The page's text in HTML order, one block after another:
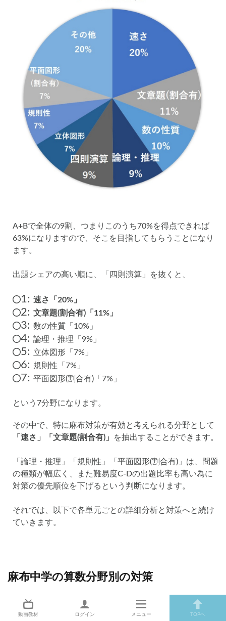
A+Bで全体の9割、つまりこのうち70%を得点できれば
63%になりますので、そこを目指してもらうことになり
ます。
出題シェアの高い順に、「四則演算」を抜くと、
1: 速さ「20%」
2: 文章題(割合有)「11%」
3: 数の性質「10%」
4: 論理・推理「9%」
5: 立体図形「7%」
6: 規則性「7%」
7: 平面図形(割合有)「7%」
という7分野になります。
その中で、特に麻布対策が有効と考えられる分野として
「速さ」「文章題(割合有)」
を抽出することができます。
「論理・推理」「規則性」「平面図形(割合有)」は、問題
の種類が幅広く、また難易度C-Dの出題比率も高い為に
対策の優先順位を下げるという判断になります。
それでは、以下で各単元ごとの詳細分析と対策へと続け
ていきます。
麻布中学の算数分野別の対策
ここでは、麻布中学対策主要単元のうちの3つ「速さ」「文章題(割
合有)」「数の性質」の詳細と対策について記載させて頂きます。
動画教材 ログイン メニュー TOPへ